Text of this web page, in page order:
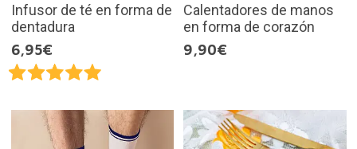
Infusor de té en forma de
dentadura
6,95€
Calentadores de manos
en forma de corazón
9,90€